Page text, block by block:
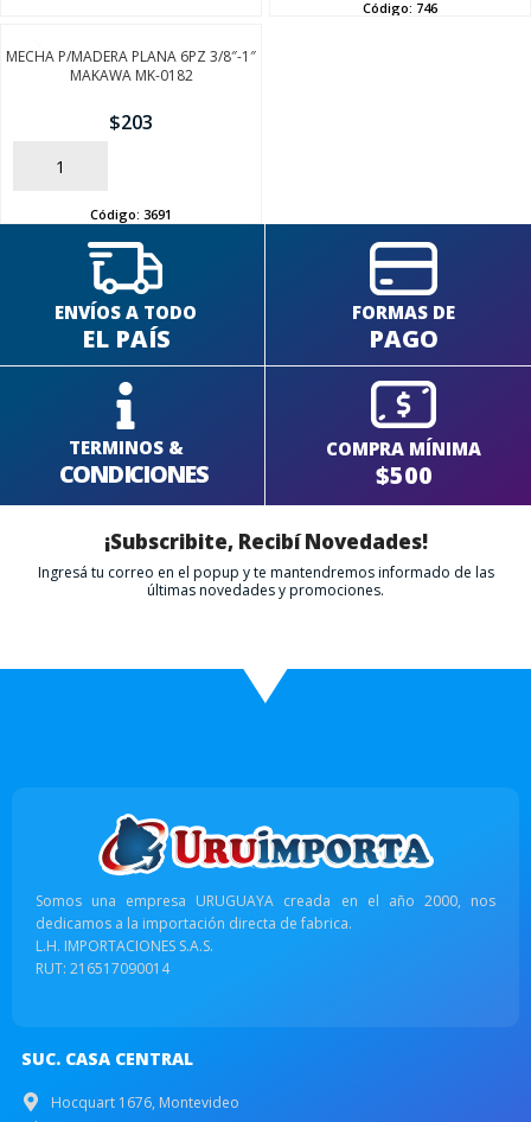
Código: 746
MECHA P/MADERA PLANA 6PZ 3/8″-1″
MAKAWA MK-0182
$203
AÑADIR
Código: 3691
ENVÍOS A TODO
EL PAÍS
FORMAS DE
PAGO
TERMINOS &
CONDICIONES
COMPRA MÍNIMA
$500
¡Subscribite, Recibí Novedades!
Ingresá tu correo en el popup y te mantendremos informado de las
últimas novedades y promociones.
Somos una empresa URUGUAYA creada en el año 2000, nos
dedicamos a la importación directa de fabrica.
L.H. IMPORTACIONES S.A.S.
RUT: 216517090014
SUC. CASA CENTRAL
Hocquart 1676, Montevideo